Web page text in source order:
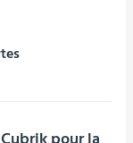
pour la